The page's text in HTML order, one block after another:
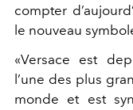
compter
le nouveau
«Versace est
l’une des plus
monde et est